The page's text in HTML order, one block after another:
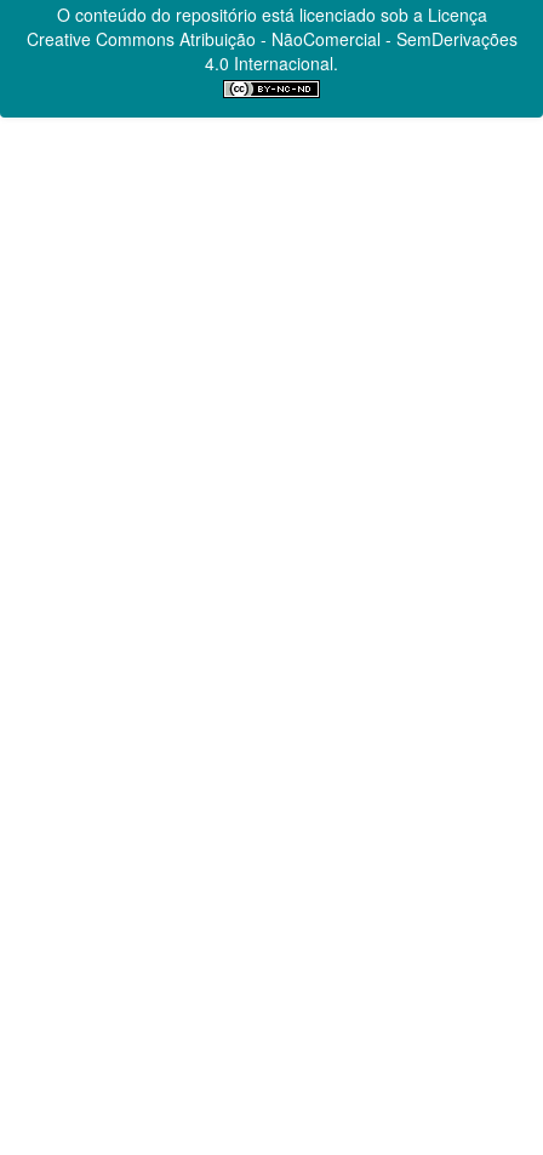
O conteúdo do repositório está licenciado sob a Licença
Creative CommonsAtribuição - NãoComercial - SemDerivações
4.0 Internacional.